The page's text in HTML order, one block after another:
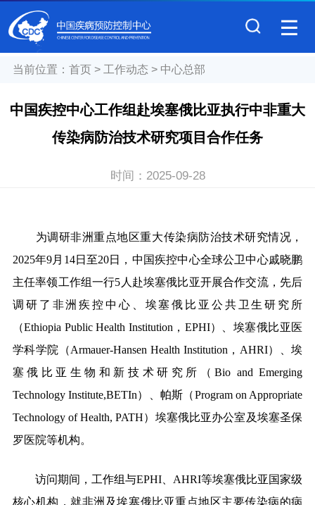
当前位置： 首页> 工作动态 > 中心总部
中国疾控中心工作组赴埃塞俄比亚执行中非重大
传染病防治技术研究项目合作任务
时间： 2025-09-28
为调研非洲重点地区重大传染病防治技术研究情况，
2025年9月14日至20日，中国疾控中心全球公卫中心戚晓鹏
主任率领工作组一行5人赴埃塞俄比亚开展合作交流，先后
调研了非洲疾控中心、埃塞俄比亚公共卫生研究所
（Ethiopia Public Health Institution，EPHI）、埃塞俄比亚医
学科学院（Armauer-Hansen Health Institution，AHRI）、埃
塞俄比亚生物和新技术研究所（Bio and Emerging
Technology Institute,BETIn）、帕斯（Program on Appropriate
Technology of Health, PATH） 埃塞俄比亚办公室及埃塞圣保
罗医院等机构。
访问期间，工作组与EPHI、AHRI等埃塞俄比亚 国家级
核心机构，就非洲及埃塞俄比亚重点地区主要传染病的病